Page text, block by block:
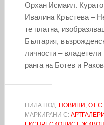
Орхан Исмаил.
Ивалина Кръстева –
те платна,
България,
личности – владетели
ранга на Ботев и
ПИЛА ПОД: НОВИНИ , ОТ
МАРКИРАНИ С: